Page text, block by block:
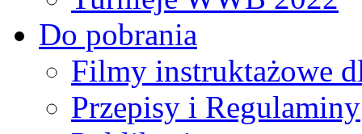
Do pobrania
Filmy instruktażowe
Przepisy i Regulaminy